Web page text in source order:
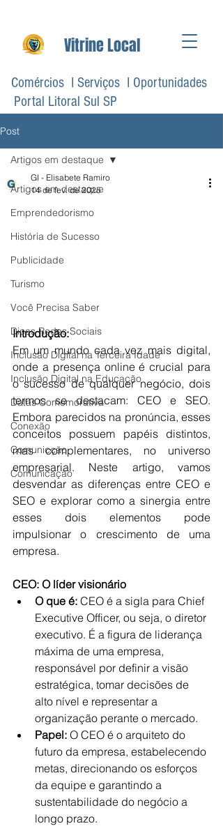
Vitrine Local
Comércios I Serviços I Oportunidades
Portal Litoral Sul SP
Post
Artigos em destaque
Emprendedorismo
História de Sucesso
Publicidade
Turismo
Você Precisa Saber
Dicas Redes Sociais
Inclusão Digital na Terceira Idade
Inclusão Digital na Educação
Datas Comemorativa
Conexão
Comunicção
Comunicação
Artigos em destaque
GI - Elisabete Ramiro
14 de fev. de 2025
Introdução:
Em um mundo cada vez mais digital,
onde a presença online é crucial para
o sucesso de qualquer negócio, dois
termos se destacam: CEO e SEO.
Embora parecidos na pronúncia, esses
conceitos possuem papéis distintos,
mas complementares, no universo
empresarial. Neste artigo, vamos
desvendar as diferenças entre CEO e
SEO e explorar como a sinergia entre
esses dois elementos pode
impulsionar o crescimento de uma
empresa.
CEO: O líder visionário
O que é: CEO é a sigla para Chief
Executive Officer, ou seja, o diretor
executivo. É a figura de liderança
máxima de uma empresa,
responsável por definir a visão
estratégica, tomar decisões de
alto nível e representar a
organização perante o mercado.
Papel: O CEO é o arquiteto do
futuro da empresa, estabelecendo
metas, direcionando os esforços
da equipe e garantindo a
sustentabilidade do negócio a
longo prazo.